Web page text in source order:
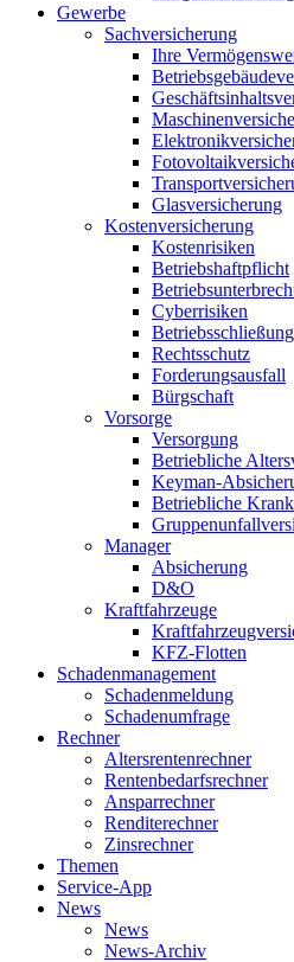
Gewerbe
Sachversicherung
Ihre
Glasversicherung
Kostenversicherung
Kostenrisiken
Betriebshaftpflicht
Cyberrisiken
Betriebsschließung
Rechtsschutz
Forderungsausfall
Bürgschaft
Vorsorge
Versorgung
Betriebliche
Keyman-
Betriebliche
Manager
Absicherung
D&O
Kraftfahrzeuge
KFZ-Flotten
Schadenmanagement
Schadenmeldung
Schadenumfrage
Rechner
Altersrentenrechner
Rentenbedarfsrechner
Ansparrechner
Renditerechner
Zinsrechner
Themen
Service-App
News
News
News-Archiv